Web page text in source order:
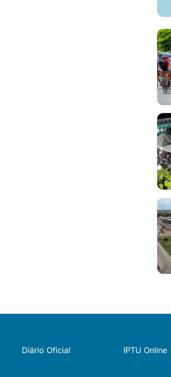
Diário Oficial IPTU Online